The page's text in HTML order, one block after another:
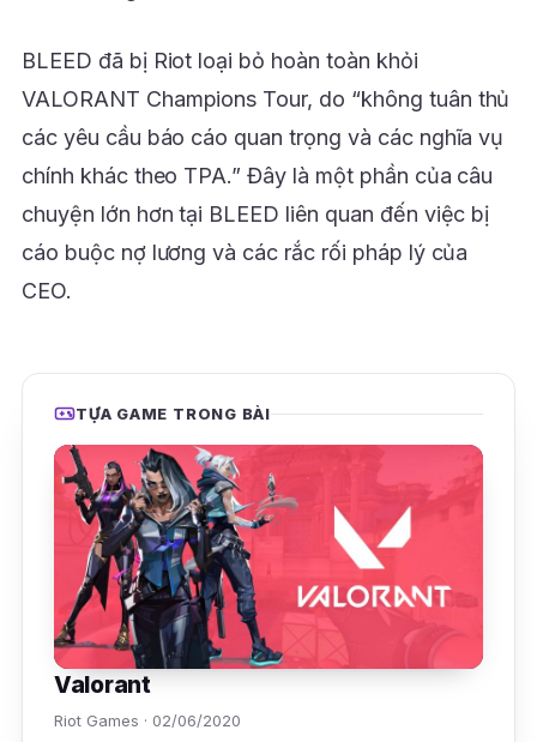
BLEED đã bị Riot loại bỏ hoàn toàn khỏi
VALORANT Champions Tour, do “không tuân thủ
các yêu cầu báo cáo quan trọng và các nghĩa vụ
chính khác theo TPA.” Đây là một phần của câu
chuyện lớn hơn tại BLEED liên quan đến việc bị
cáo buộc nợ lương và các rắc rối pháp lý của
CEO.
TỰA GAME TRONG BÀI
Valorant
Riot Games · 02/06/2020